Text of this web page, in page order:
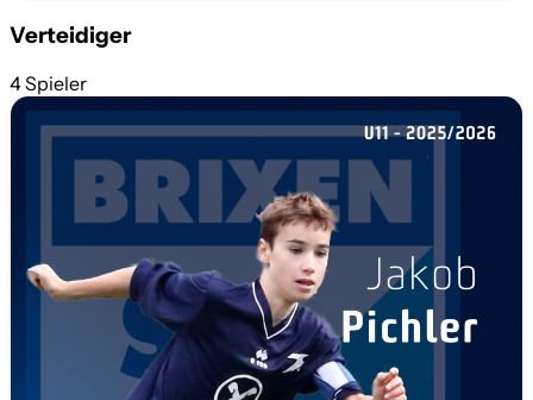
Verteidiger
4 Spieler